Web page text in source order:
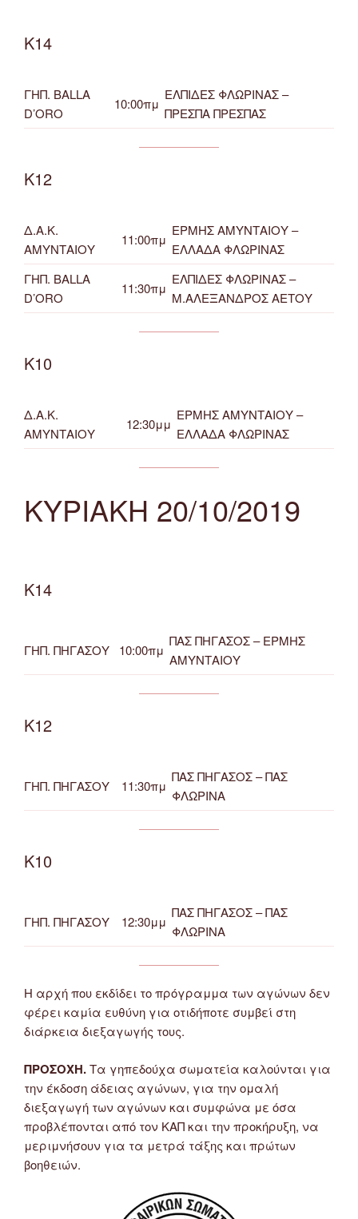
Κ14
ΓΗΠ. BALLA
D’ORO
10:00πμ
ΕΛΠΙΔΕΣ ΦΛΩΡΙΝΑΣ –
ΠΡΕΣΠΑ ΠΡΕΣΠΑΣ
Κ12
Δ.Α.Κ.
ΑΜΥΝΤΑΙΟΥ
11:00πμ
ΕΡΜΗΣ ΑΜΥΝΤΑΙΟΥ –
ΕΛΛΑΔΑ ΦΛΩΡΙΝΑΣ
ΓΗΠ. BALLA
D’ORO
11:30πμ
ΕΛΠΙΔΕΣ ΦΛΩΡΙΝΑΣ –
Μ.ΑΛΕΞΑΝΔΡΟΣ ΑΕΤΟΥ
Κ10
Δ.Α.Κ.
ΑΜΥΝΤΑΙΟΥ
12:30μμ
ΕΡΜΗΣ ΑΜΥΝΤΑΙΟΥ –
ΕΛΛΑΔΑ ΦΛΩΡΙΝΑΣ
ΚΥΡΙΑΚΗ 20/10/2019
Κ14
ΓΗΠ. ΠΗΓΑΣΟΥ 10:00πμ
ΠΑΣ ΠΗΓΑΣΟΣ – ΕΡΜΗΣ
ΑΜΥΝΤΑΙΟΥ
Κ12
ΓΗΠ. ΠΗΓΑΣΟΥ 11:30πμ
ΠΑΣ ΠΗΓΑΣΟΣ – ΠΑΣ
ΦΛΩΡΙΝΑ
Κ10
ΓΗΠ. ΠΗΓΑΣΟΥ 12:30μμ
ΠΑΣ ΠΗΓΑΣΟΣ – ΠΑΣ
ΦΛΩΡΙΝΑ
Η αρχή που εκδίδει το πρόγραμμα των αγώνων δεν
φέρει καμία ευθύνη για οτιδήποτε συμβεί στη
διάρκεια διεξαγωγής τους.
ΠΡΟΣΟΧΗ.Τα γηπεδούχα σωματεία καλούνται για
την έκδοση άδειας αγώνων, για την ομαλή
διεξαγωγή των αγώνων και συμφώνα με όσα
προβλέπονται από τον ΚΑΠ και την προκήρυξη, να
μεριμνήσουν για τα μετρά τάξης και πρώτων
βοηθειών.